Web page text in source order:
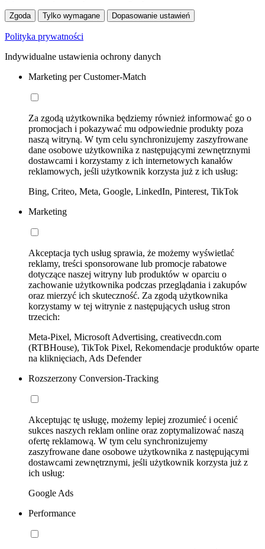
Zgoda Tylko wymagane Dopasowanie ustawień
Polityka prywatności
Indywidualne ustawienia ochrony danych
Marketing per Customer-Match
Za zgodą użytkownika będziemy również informować go o
promocjach i pokazywać mu odpowiednie produkty poza
naszą witryną. W tym celu synchronizujemy zaszyfrowane
dane osobowe użytkownika z następującymi zewnętrznymi
dostawcami i korzystamy z ich internetowych kanałów
reklamowych, jeśli użytkownik korzysta już z ich usług:
Bing, Criteo, Meta, Google, LinkedIn, Pinterest, TikTok
Marketing
Akceptacja tych usług sprawia, że możemy wyświetlać
reklamy, treści sponsorowane lub promocje rabatowe
dotyczące naszej witryny lub produktów w oparciu o
zachowanie użytkownika podczas przeglądania i zakupów
oraz mierzyć ich skuteczność. Za zgodą użytkownika
korzystamy w tej witrynie z następujących usług stron
trzecich:
Meta-Pixel, Microsoft Advertising, creativecdn.com
(RTBHouse), TikTok Pixel, Rekomendacje produktów oparte
na kliknięciach, Ads Defender
Rozszerzony Conversion-Tracking
Akceptując tę usługę, możemy lepiej zrozumieć i ocenić
sukces naszych reklam online oraz zoptymalizować naszą
ofertę reklamową. W tym celu synchronizujemy
zaszyfrowane dane osobowe użytkownika z następującymi
dostawcami zewnętrznymi, jeśli użytkownik korzysta już z
ich usług:
Google Ads
Performance